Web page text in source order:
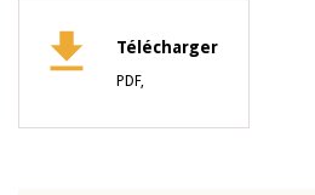
Télécharger
PDF,